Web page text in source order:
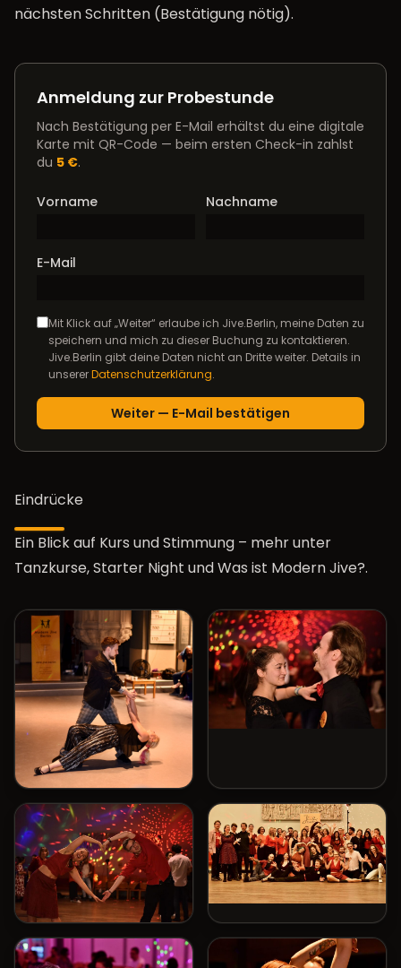
nächsten Schritten (Bestätigung nötig).
Anmeldung zur Probestunde
Nach Bestätigung per E-Mail erhältst du eine digitale
Karte mit QR-Code — beim ersten Check-in zahlst
du 5 €.
Vorname Nachname
E-Mail
Mit Klick auf „Weiter“ erlaube ich Jive.Berlin, meine Daten zu
speichern und mich zu dieser Buchung zu kontaktieren.
Jive.Berlin gibt deine Daten nicht an Dritte weiter. Details in
unsererDatenschutzerklärung.
Eindrücke
Ein Blick auf Kurs und Stimmung – mehr unter
Tanzkurse,Starter Night undWas ist Modern Jive?.